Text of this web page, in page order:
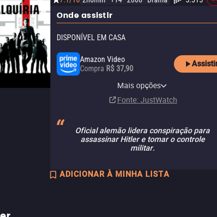
Onde assistir
DISPONÍVEL EM CASA
Amazon Video
Compra R$ 37,90
Apple TV Store
R$ 37,90
MGM Plus Amazon Channel
Assinatura
MGM+ Apple TV Channel
Assinatura
Universal+ Amazon Channel
AssinaturaMais opções
Fonte: JustWatch
Oficial alemão lidera conspiração para
assassinar Hitler e tomar o controle
militar.
ADICIONAR À MINHA LISTA